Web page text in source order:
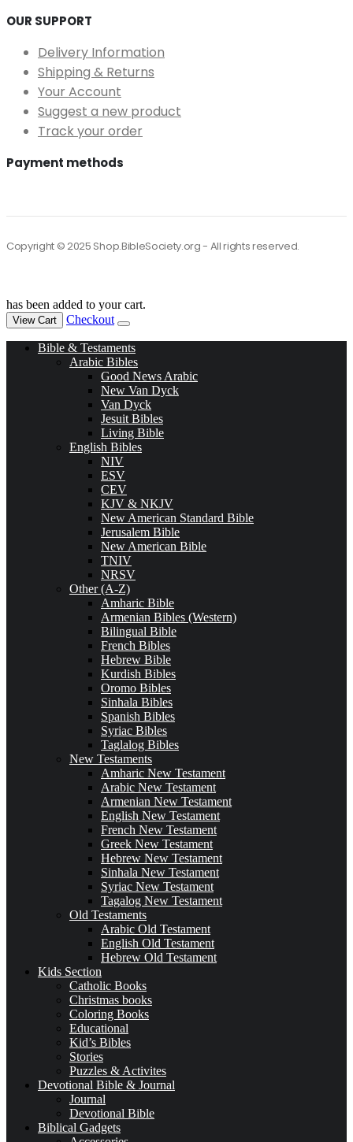
OUR SUPPORT
Delivery Information
Shipping & Returns
Your Account
Suggest a new product
Track your order
Payment methods
Copyright © 2025 Shop.BibleSociety.org - All rights reserved.
has been added to your cart.
View Cart Checkout
Bible & Testaments
Arabic Bibles
Good News Arabic
New Van Dyck
Van Dyck
Jesuit Bibles
Living Bible
English Bibles
NIV
ESV
CEV
KJV & NKJV
New American Standard Bible
Jerusalem Bible
New American Bible
TNIV
NRSV
Other (A-Z)
Amharic Bible
Armenian Bibles (Western)
Bilingual Bible
French Bibles
Hebrew Bible
Kurdish Bibles
Oromo Bibles
Sinhala Bibles
Spanish Bibles
Syriac Bibles
Taglalog Bibles
New Testaments
Amharic New Testament
Arabic New Testament
Armenian New Testament
English New Testament
French New Testament
Greek New Testament
Hebrew New Testament
Sinhala New Testament
Syriac New Testament
Tagalog New Testament
Old Testaments
Arabic Old Testament
English Old Testament
Hebrew Old Testament
Kids Section
Catholic Books
Christmas books
Coloring Books
Educational
Kid’s Bibles
Stories
Puzzles & Activites
Devotional Bible & Journal
Journal
Devotional Bible
Biblical Gadgets